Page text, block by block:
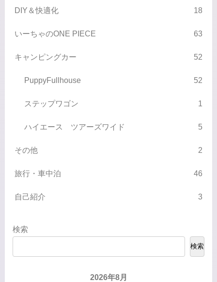
DIY＆快適化 18
いーちゃのONE PIECE 63
キャンピングカー 52
PuppyFullhouse 52
ステップワゴン 1
ハイエース ツアーズワイド 5
その他 2
旅行・車中泊 46
自己紹介 3
検索
検索
2026年8月